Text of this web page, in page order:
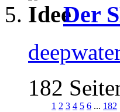
Der
182
1 2 3 4 5 6 ... 182